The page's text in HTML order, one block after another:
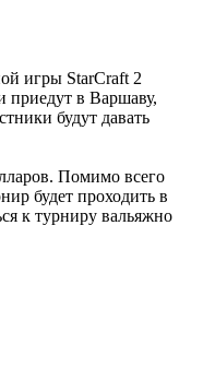
игры StarCraft 2
приедут в Варшаву,
будут давать
Помимо всего
будет проходить в
к турниру вальяжно